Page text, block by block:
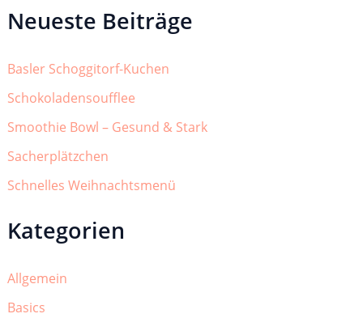
Neueste Beiträge
Basler Schoggitorf-Kuchen
Schokoladensoufflee
Smoothie Bowl – Gesund & Stark
Sacherplätzchen
Schnelles Weihnachtsmenü
Kategorien
Allgemein
Basics